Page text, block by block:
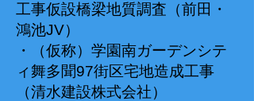
工事仮設橋梁地質調査（前田・
鴻池JV）
・（仮称）学園南ガーデンシテ
ィ舞多聞97街区宅地造成工事
（清水建設株式会社）